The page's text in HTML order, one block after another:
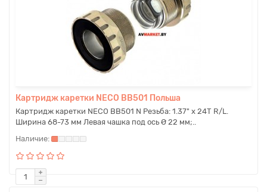
Картридж каретки NECO BB501 Польша
Картридж каретки NECO BB501 N Резьба: 1.37" х 24T R/L.
Ширина 68-73 мм Левая чашка под ось Ø 22 мм;..